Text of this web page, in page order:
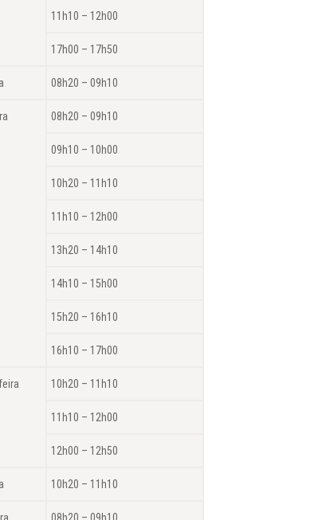
11h10 – 12h00
17h00 – 17h50
08h20 – 09h10
08h20 – 09h10
09h10 – 10h00
10h20 – 11h10
11h10 – 12h00
13h20 – 14h10
14h10 – 15h00
15h20 – 16h10
16h10 – 17h00
10h20 – 11h10
11h10 – 12h00
12h00 – 12h50
10h20 – 11h10
08h20 – 09h10